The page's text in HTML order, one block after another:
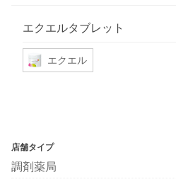
エクエルタブレット
エクエル
店舗タイプ
調剤薬局